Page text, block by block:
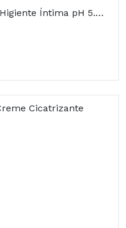
A-DERMA Derm'Intim Gel Higiente Íntima pH 5.5 para todo o tipo de pele. Embalagem de 200 ml